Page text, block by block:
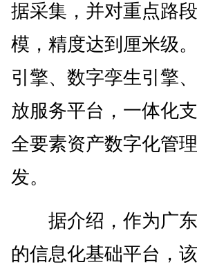
据采集，并对重点路
模，精度达到厘米级
引擎、数字孪生引擎
放服务平台，一体化
全要素资产数字化管
发。
据介绍，作为广东
的信息化基础平台，